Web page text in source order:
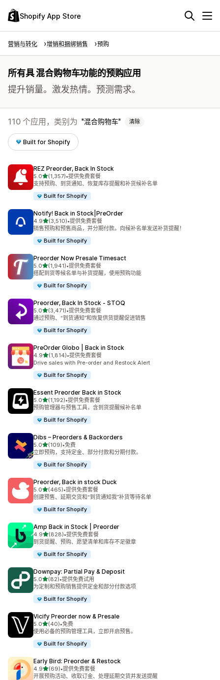
Shopify App Store
营销与转化 增销和捆绑销售 预购
所有具 混合购物车功能的预购应用
提升销量。激发热情。预测需求。
110 个应用，类别为 混合购物车 清除
Built for Shopify
REZ Preorder, Back In Stock
5.0星（满分 5 星）
(1,357)
总共 1357 条评论
•提供免费套餐
支持预购、到货通知、恢复库存提醒和补货候补名单
Built for Shopify
Notify! Back in Stock|PreOrder
4.9星（满分 5 星）
(3,510)
总共 3510 条评论
•提供免费套餐
销售预购和预售商品，并分期付款。向候补名单发送补货提醒！
Built for Shopify
Preorder Now Presale Timesact
5.0星（满分 5 星）
(1,941)
总共 1941 条评论
•提供免费套餐
搭配到货等候名单与补货提醒，使用预购功能
Built for Shopify
Preorder, Back In Stock ‑ STOQ
5.0星（满分 5 星）
(3,471)
总共 3471 条评论
•提供免费套餐
通过预购、“到货通知”和恢复供货提醒促进销售
Built for Shopify
PreOrder Globo | Back in Stock
4.9星（满分 5 星）
(1,814)
总共 1814 条评论
•提供免费套餐
Drive sales with Pre-order and Restock Alert
Built for Shopify
Essent Preorder Back in Stock
5.0星（满分 5 星）
(1,192)
总共 1192 条评论
•提供免费套餐
预购管理器与预售工具，含到货提醒候补名单
Built for Shopify
Dibs – Preorders & Backorders
5.0星（满分 5 星）
(109)
总共 109 条评论
•免费
立即预购，支持定金、部分付款和分期付款。
Built for Shopify
Preorder, Back in stock Duck
5.0星（满分 5 星）
(465)
总共 465 条评论
•提供免费套餐
创建预售、延期交货和“到货通知我”补货等待名单
Built for Shopify
Amp Back in Stock | Preorder
4.9星（满分 5 星）
(828)
总共 828 条评论
•提供免费套餐
到货提醒、预购、愿望清单和库存不足徽章
Built for Shopify
Downpay: Partial Pay & Deposit
5.0星（满分 5 星）
(82)
总共 82 条评论
•提供免费试用
为定制和预购销售提供定金和部分付款选项
Built for Shopify
Vicify Preorder now & Presale
5.0星（满分 5 星）
(40)
总共 40 条评论
•免费
使用必备的预购管理工具，立即开启预售。
Built for Shopify
Early Bird: Preorder & Restock
4.9星（满分 5 星）
(69)
总共 69 条评论
•提供免费套餐
开展预购活动、收取订金、处理延期交货并发送提醒